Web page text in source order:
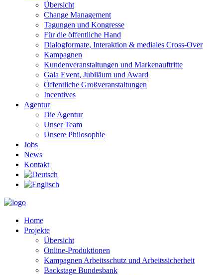
Übersicht
Change Management
Tagungen und Kongresse
Für die öffentliche Hand
Dialogformate, Interaktion & mediales Cross-Over
Kampagnen
Kundenveranstaltungen und Markenauftritte
Gala Event, Jubiläum und Award
Öffentliche Großveranstaltungen
Incentives
Agentur
Die Agentur
Unser Team
Unsere Philosophie
Jobs
News
Kontakt
Home
Projekte
Übersicht
Online-Produktionen
Kampagnen Arbeitsschutz und Arbeitssicherheit
Backstage Bundesbank